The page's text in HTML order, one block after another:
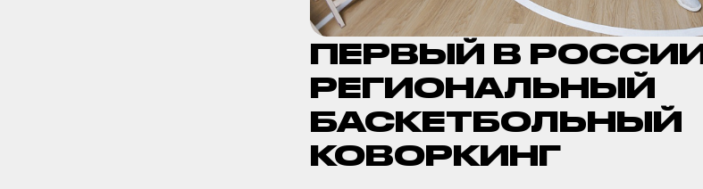
ПЕРВЫЙ В
РЕГИОНАЛЬНЫЙ
БАСКЕТБОЛЬНЫЙ
КОВОРКИНГ
Копировать ссылку